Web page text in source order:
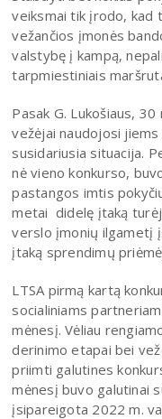
veiksmai tik įrodo, kad
vežančios įmonės
valstybę į kampą,
tarpmiestiniais
Pasak G. Lukošiaus,
vežėjai naudojosi
susidariusia situacija.
nė vieno konkurso,
pastangos imtis
metai didelę įtaką
verslo įmonių ilgametį
įtaką sprendimų
LTSA pirmą kartą
socialiniams
mėnesį. Vėliau
derinimo etapai bei
priimti galutines
mėnesį buvo galutinai
įsipareigota 2022 m.